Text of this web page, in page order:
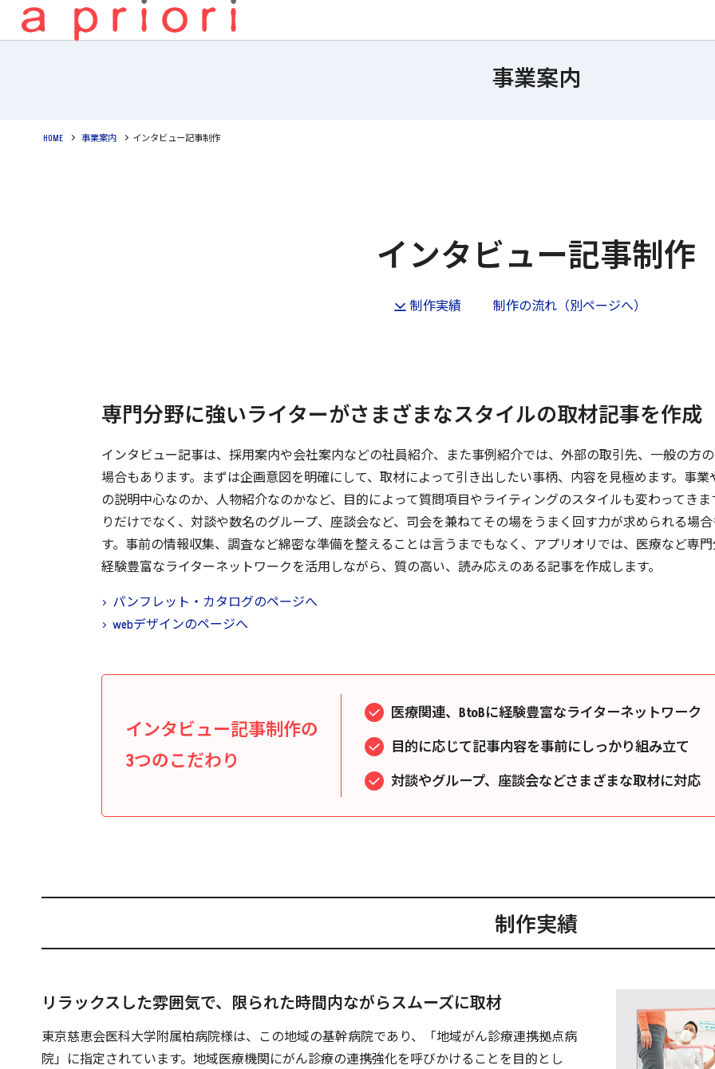
事業案内
HOME 事業案内 インタビュー記事制作
インタビュー記事制作
制作実績 制作の流れ（別ページへ）
専門分野に強いライターがさまざまなスタイルの取材記事を作成
インタビュー記事は、採用案内や会社案内などの社員紹介、また事例紹介では、外部の取引先、一般の方
場合もあります。まずは企画意図を明確にして、取材によって引き出したい事柄、内容を見極めます。事業
の説明中心なのか、人物紹介なのかなど、目的によって質問項目やライティングのスタイルも変わってきま
りだけでなく、対談や数名のグループ、座談会など、司会を兼ねてその場をうまく回す力が求められる場
す。事前の情報収集、調査など綿密な準備を整えることは言うまでもなく、アプリオリでは、医療など専
経験豊富なライターネットワークを活用しながら、質の高い、読み応えのある記事を作成します。
パンフレット・カタログのページへ
webデザインのページへ
インタビュー記事制作の
3つのこだわり
医療関連、BtoBに経験豊富なライターネットワーク
目的に応じて記事内容を事前にしっかり組み立て
対談やグループ、座談会などさまざまな取材に対応
制作実績
リラックスした雰囲気で、限られた時間内ながらスムーズに取材
東京慈恵会医科大学附属柏病院様は、この地域の基幹病院であり、「地域がん診療連携拠点病
院」に指定されています。地域医療機関にがん診療の連携強化を呼びかけることを目的とし